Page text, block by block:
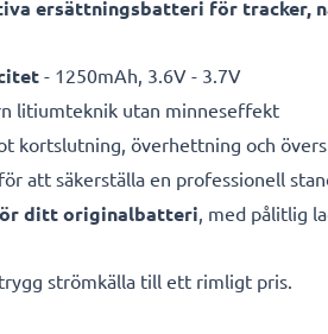
ersättningsbatteri för tracker,
- 1250mAh, 3.6V - 3.7V
litiumteknik utan minneseffekt
kortslutning, överhettning och
för att säkerställa en professionell
ditt originalbatteri, med pålitlig
strömkälla till ett rimligt pris.